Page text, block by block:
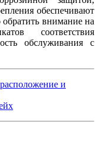
обеспечивают
внимание на
соответствия
обслуживания с
и